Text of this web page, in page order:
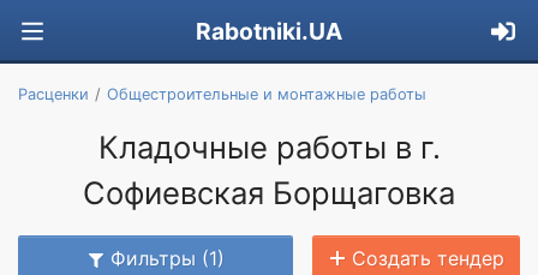
Rabotniki.UA
Расценки Общестроительные и монтажные работы
Кладочные работы в г.
Софиевская Борщаговка
Фильтры (1) Создать тендер